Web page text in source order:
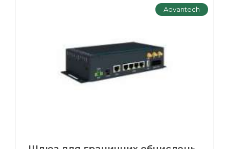
Advantech